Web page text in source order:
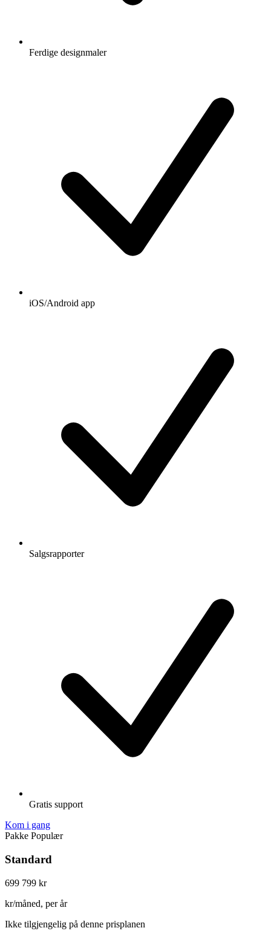
Ferdige designmaler
iOS/Android app
Salgsrapporter
Gratis support
Kom i gang
Pakke Populær
Standard
699 799 kr
kr/måned, per år
Ikke tilgjengelig på denne prisplanen